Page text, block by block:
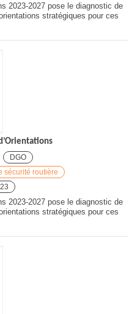
2023-2027 pose le diagnostic de
stratégiques pour ces
DGO
sécurité routière
2023-2027 pose le diagnostic de
stratégiques pour ces